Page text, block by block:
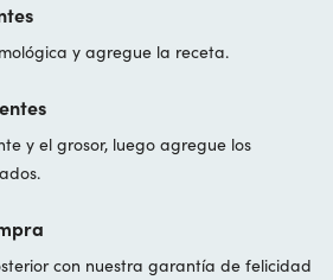
y agregue la receta.
y el grosor, luego agregue los
con nuestra garantía de felicidad